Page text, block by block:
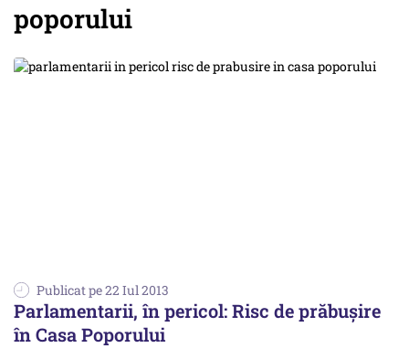
poporului
Publicat pe 22 Iul 2013
Parlamentarii, în pericol: Risc de prăbușire
în Casa Poporului